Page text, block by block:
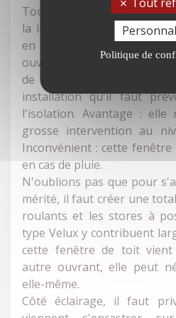
Tout le charme des
la luminosité naturelle.
en pignon et des chiens-
ouvertures ne suffisent
de toit permet de bien
installation qu'il faut
l'isolation. Avantage : elle
grosse intervention au
Inconvénient : cette
en cas de pluie.
N'oublions pas que pour
mérité, il faut créer une
roulants et les stores à
type Velux y contribuent
cette fenêtre de toit vient
autre ouvrant, elle peut
elle-même.
Côté éclairage, il faut
Politique de